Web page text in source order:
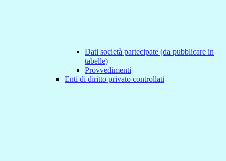
Dati società partecipate (da pubblicare in
tabelle)
Provvedimenti
Enti di diritto privato controllati